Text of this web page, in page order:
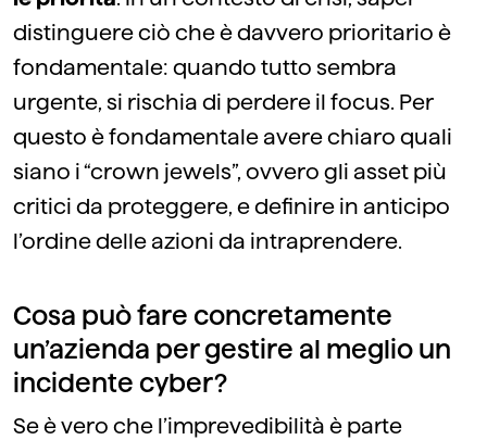
distinguere ciò che è davvero prioritario è
fondamentale: quando tutto sembra
urgente, si rischia di perdere il focus. Per
questo è fondamentale avere chiaro quali
siano i “crown jewels”, ovvero gli asset più
critici da proteggere, e definire in anticipo
l’ordine delle azioni da intraprendere.
Cosa può fare concretamente
un’azienda per gestire al meglio un
incidente cyber?
Se è vero che l’imprevedibilità è parte